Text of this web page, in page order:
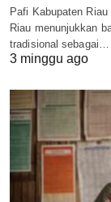
Pafi Kabupaten
Riau menunjukkan
tradisional sebagai…
3 minggu ago